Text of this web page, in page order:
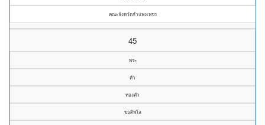
คณะจังหวัดกำแพงเพชร
45
พระ
คำ
ทองคำ
ขนฺติพโล